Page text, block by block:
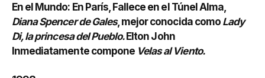
En el Mundo: En París, Fallece en el Túnel Alma,
Diana Spencer de Gales, mejor conocida comoLady
Di, la princesa del Pueblo.Elton John
Inmediatamente componeVelas al Viento.